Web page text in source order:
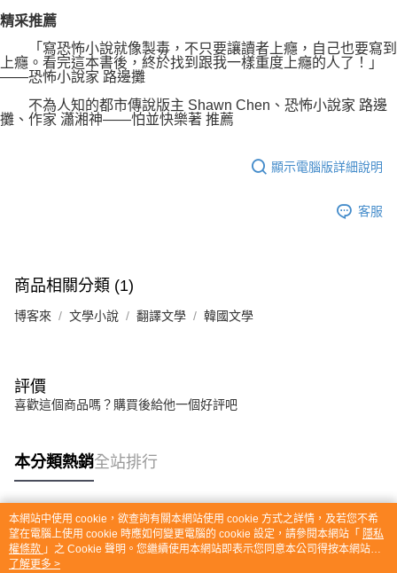
精采推薦
「寫恐怖小說就像製毒，不只要讓讀者上癮，自己也要寫到
上癮。看完這本書後，終於找到跟我一樣重度上癮的人了！」
――恐怖小說家 路邊攤
不為人知的都市傳說版主 Shawn Chen、恐怖小說家 路邊
攤、作家 瀟湘神――怕並快樂著 推薦
顯示電腦版詳細說明
客服
商品相關分類 (1)
博客來 文學小說 翻譯文學 韓國文學
評價
喜歡這個商品嗎？購買後給他一個好評吧
本分類熱銷全站排行
熱門標籤
本網站中使用 cookie，欲查詢有關本網站使用 cookie 方式之詳情，及若您不希
望在電腦上使用 cookie 時應如何變更電腦的 cookie 設定，請參閱本網站「 隱私
權條款 」之 Cookie 聲明。您繼續使用本網站即表示您同意本公司得按本網站使
用條款之 Cookie 聲明使用 cookie。
了解更多 >